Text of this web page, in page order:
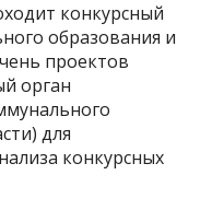
конкурсный
образования и
проектов
орган
для
конкурсных